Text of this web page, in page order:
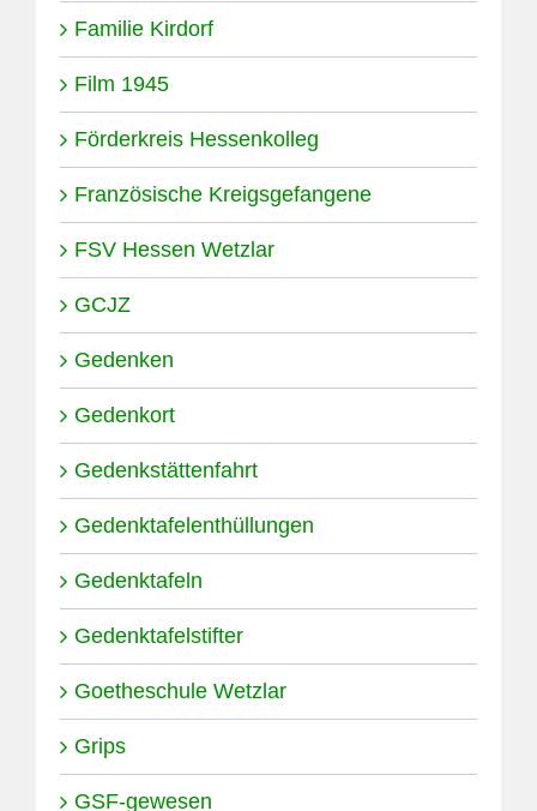
Familie Kirdorf
Film 1945
Förderkreis Hessenkolleg
Französische Kreigsgefangene
FSV Hessen Wetzlar
GCJZ
Gedenken
Gedenkort
Gedenkstättenfahrt
Gedenktafelenthüllungen
Gedenktafeln
Gedenktafelstifter
Goetheschule Wetzlar
Grips
GSF-gewesen